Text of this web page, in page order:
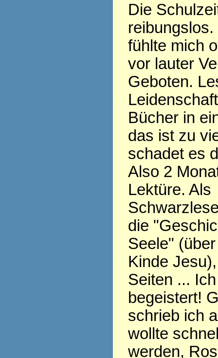
Die
fühlte mich
vor lauter
Geboten.
Bücher in
das ist zu
schadet es
Also 2
Lektüre. Als
die
Seele"
Kinde
Seiten ...
begeistert!
schrieb ich
wollte
werden,